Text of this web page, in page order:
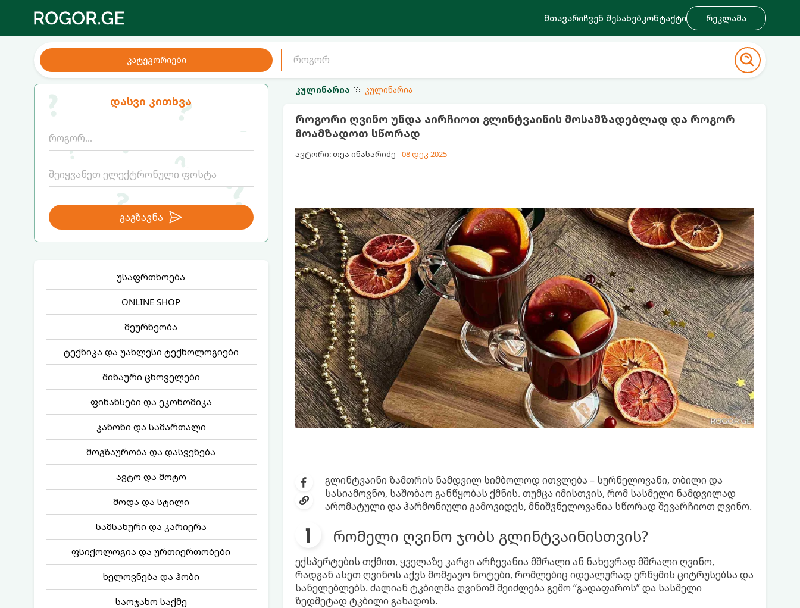
მთავარიჩვენ შესახებკონტაქტი რეკლამა
კატეგორიები
დასვი კითხვა
გაგზავნა
უსაფრთხოება
ONLINE SHOP
მეურნეობა
ტექნიკა და უახლესი ტექნოლოგიები
შინაური ცხოველები
ფინანსები და ეკონომიკა
კანონი და სამართალი
მოგზაურობა და დასვენება
ავტო და მოტო
მოდა და სტილი
სამსახური და კარიერა
ფსიქოლოგია და ურთიერთობები
ხელოვნება და ჰობი
საოჯახო საქმე
კულინარია კულინარია
როგორი ღვინო უნდა აირჩიოთ გლინტვაინის მოსამზადებლად და როგორ
მოამზადოთ სწორად
ავტორი: თეა ინასარიძე 08 დეკ 2025
გლინტვაინი ზამთრის ნამდვილ სიმბოლოდ ითვლება – სურნელოვანი, თბილი და
სასიამოვნო, საშობაო განწყობას ქმნის. თუმცა იმისთვის, რომ სასმელი ნამდვილად
არომატული და ჰარმონიული გამოვიდეს, მნიშვნელოვანია სწორად შევარჩიოთ ღვინო.
რომელი ღვინო ჯობს გლინტვაინისთვის?
ექსპერტების თქმით, ყველაზე კარგი არჩევანია მშრალი ან ნახევრად მშრალი ღვინო,
რადგან ასეთ ღვინოს აქვს მომჟავო ნოტები, რომლებიც იდეალურად ერწყმის ციტრუსებსა და
სანელებლებს. ძალიან ტკბილმა ღვინომ შეიძლება გემო “გადაფაროს” და სასმელი
ზედმეტად ტკბილი გახადოს.